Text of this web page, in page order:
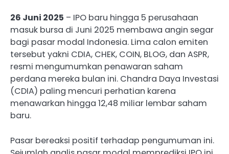
26 Juni 2025 – IPO baru hingga 5 perusahaan
masuk bursa di Juni 2025 membawa angin segar
bagi pasar modal Indonesia. Lima calon emiten
tersebut yakni CDIA, CHEK, COIN, BLOG, dan ASPR,
resmi mengumumkan penawaran saham
perdana mereka bulan ini. Chandra Daya Investasi
(CDIA) paling mencuri perhatian karena
menawarkan hingga 12,48 miliar lembar saham
baru.
Pasar bereaksi positif terhadap pengumuman ini.